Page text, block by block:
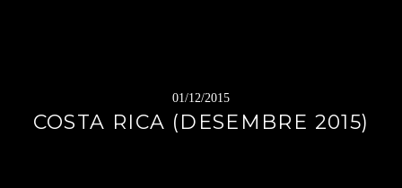
01/12/2015
COSTA RICA (DESEMBRE 2015)